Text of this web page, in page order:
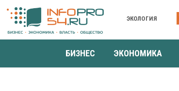
ЭКОЛОГИЯ
БИЗНЕС ЭКОНОМИКА